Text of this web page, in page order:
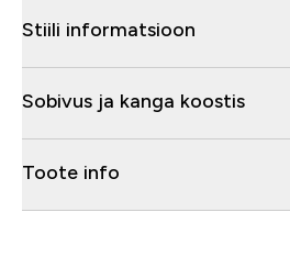
Stiili informatsioon
Sobivus ja kanga koostis
Toote info